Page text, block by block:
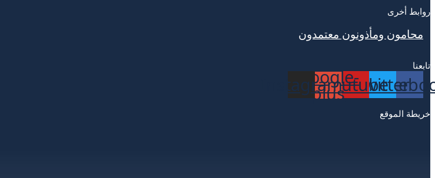
روابط أخرى
محامون ومأذونون معتمدون
تابعنا
Twitter
Youtube
Google-
plus
Instagram
خريطة الموقع